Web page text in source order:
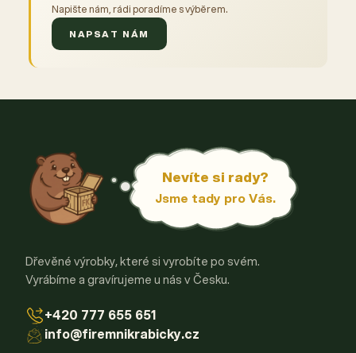
Napište nám, rádi poradíme s výběrem.
NAPSAT NÁM
Nevíte si rady?
Jsme tady pro Vás.
Dřevěné výrobky, které si vyrobíte po svém.
Vyrábíme a gravírujeme u nás v Česku.
+420 777 655 651
info@firemnikrabicky.cz